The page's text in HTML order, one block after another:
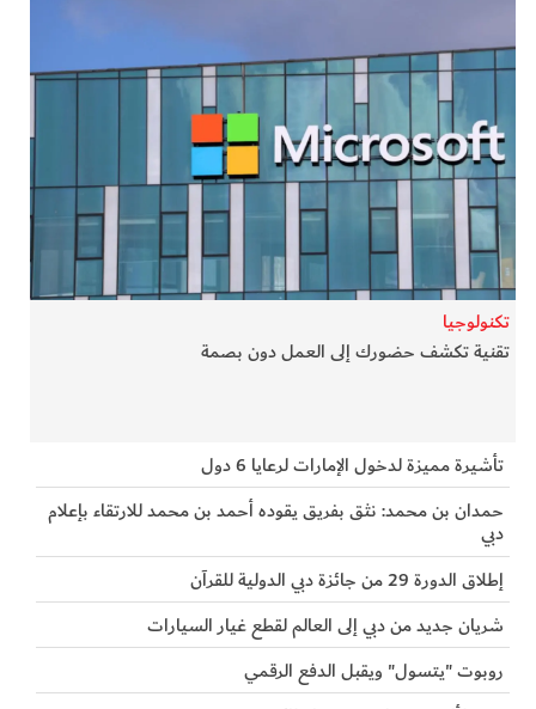
تكنولوجيا
تقنية تكشف حضورك إلى العمل دون بصمة
تأشيرة مميزة لدخول الإمارات لرعايا 6 دول
حمدان بن محمد: نثق بفريق يقوده أحمد بن محمد للارتقاء بإعلام
دبي
إطلاق الدورة 29 من جائزة دبي الدولية للقرآن
شريان جديد من دبي إلى العالم لقطع غيار السيارات
روبوت "يتسول" ويقبل الدفع الرقمي